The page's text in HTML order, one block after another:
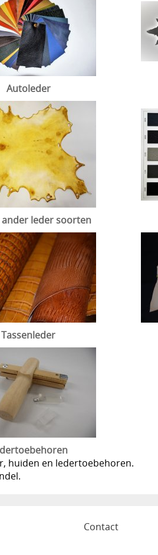
Autoleder
ander leder soorten
Tassenleder
huiden en ledertoebehoren.
Contact